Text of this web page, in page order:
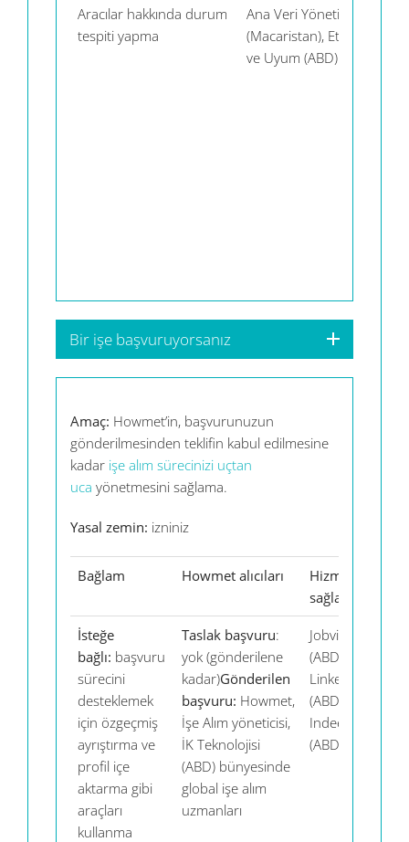
Aracılar hakkında durum
tespiti yapma
Ana Veri Yönetimi
(Macaristan), Etik
ve Uyum (ABD)
Bir işe başvuruyorsanız
Amaç: Howmet’in, başvurunuzun
gönderilmesinden teklifin kabul edilmesine
kadar işe alım sürecinizi uçtan
uca yönetmesini sağlama.
Yasal zemin: izniniz
Bağlam Howmet alıcıları
Hizmet
sağlayıcılar
İsteğe
bağlı: başvuru
sürecini
desteklemek
için özgeçmiş
ayrıştırma ve
profil içe
aktarma gibi
araçları
kullanma
Taslak başvuru:
yok (gönderilene
kadar)Gönderilen
başvuru: Howmet,
İşe Alım yöneticisi,
İK Teknolojisi
(ABD) bünyesinde
global işe alım
uzmanları
Jobvite
(ABD),
LinkedIn
(ABD),
Indeed
(ABD)